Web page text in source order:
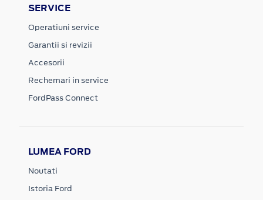
SERVICE
Operatiuni service
Garantii si revizii
Accesorii
Rechemari in service
FordPass Connect
LUMEA FORD
Noutati
Istoria Ford